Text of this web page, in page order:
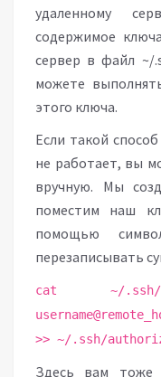
удаленному
содержимое
сервер в файл ~/
можете
этого ключа.
Если такой
не работает, вы
вручную. Мы
поместим наш
помощью
перезаписывать
cat ~/
>> ~/.ssh/
Здесь вам тоже